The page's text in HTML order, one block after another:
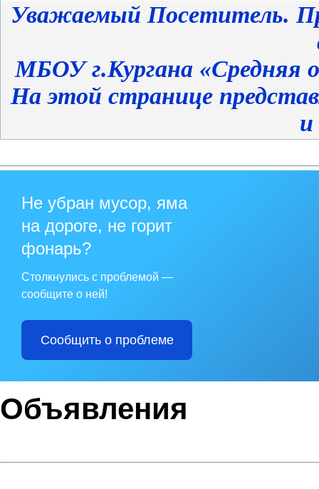
Уважаемый Посетитель.
МБОУ г.Кургана «Средняя
На этой странице
Не убран мусор, яма
на дороге, не горит
фонарь?
Столкнулись с проблемой —
сообщите о ней!
Сообщить о проблеме
Объявления